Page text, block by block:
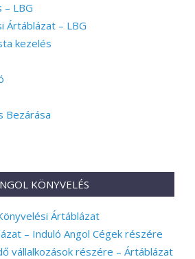
– LBG
Ártáblázat – LBG
kezelés
Bezárása
KÖNYVELÉS
Ártáblázat
– Induló Angol Cégek részére
vállalkozások részére – Ártáblázat